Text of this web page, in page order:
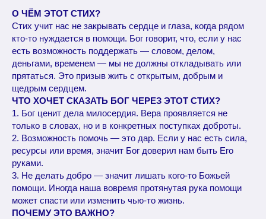
О ЧЁМ ЭТОТ СТИХ?
Стих учит нас не закрывать сердце и глаза, когда рядом
кто-то нуждается в помощи. Бог говорит, что, если у нас
есть возможность поддержать — словом, делом,
деньгами, временем — мы не должны откладывать или
прятаться. Это призыв жить с открытым, добрым и
щедрым сердцем.
ЧТО ХОЧЕТ СКАЗАТЬ БОГ ЧЕРЕЗ ЭТОТ СТИХ?
1. Бог ценит дела милосердия. Вера проявляется не
только в словах, но и в конкретных поступках доброты.
2. Возможность помочь — это дар. Если у нас есть сила,
ресурсы или время, значит Бог доверил нам быть Его
руками.
3. Не делать добро — значит лишать кого-то Божьей
помощи. Иногда наша вовремя протянутая рука помощи
может спасти или изменить чью-то жизнь.
ПОЧЕМУ ЭТО ВАЖНО?